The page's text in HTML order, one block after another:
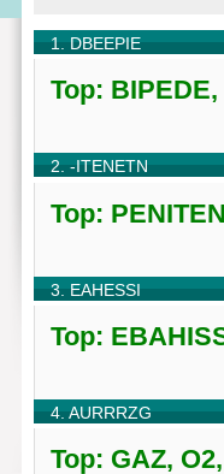
1. DBEEPIE
Top:
2. -ITENETN
Top:
3. EAHESSI
Top:
4. AURRRZG
Top: GAZ,